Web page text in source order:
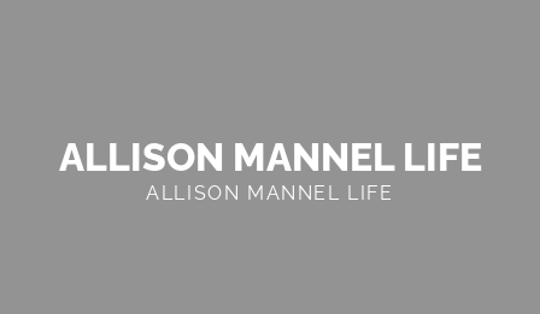
ALLISON MANNEL LIFE
ALLISON MANNEL LIFE